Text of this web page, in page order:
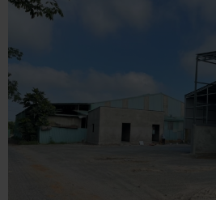
CHO THUÊ NHÀ XƯỞNG Ở TÂN UYÊN,